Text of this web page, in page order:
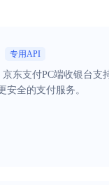
专用API
京东支付PC端收银台支
安全的支付服务。